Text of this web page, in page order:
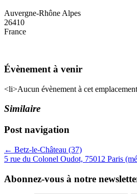
Auvergne-Rhône Alpes
26410
France
Évènement à venir
<li>Aucun évènement à cet
Similaire
Post navigation
← Betz-le-Château (37)
5 rue du Colonel Oudot, 75012 Paris
Abonnez-vous à notre